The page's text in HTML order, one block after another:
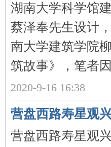
湖南大学科学馆
蔡泽奉先生设计
南大学建筑学院
筑故事》，笔者
2020-9-16 16:38
营盘西路寿星观
营盘西路寿星观